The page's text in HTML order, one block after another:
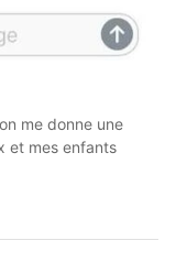
me donne une
et mes enfants